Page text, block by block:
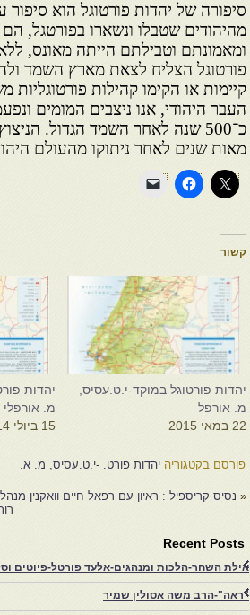
סיפורה של יהדות פורטוגל הוא
מהיהודים שטבלו ונשארו בפורטגל,
ומאמונתם וטבילתם הייתה מאונס,
פורטוגל הצליח לצאת מארץ השמד
קיימות או הקימו קהילות
העבר היהודי, אנו ניצבים המומים
כ־500 שנה לאחר השמד הגדול.
מאות שנים לאחר ניתוקו מהעולם
קשור
יהדות פורטוגל במוקד-י.ט.עסיס,
מ. אורפל
22 במאי 2015
יהדות
מ. אורפלי
15 ביולי 2014
פורסם בקטגוריה יהדות פורט. -י.ט.עסיס, מ. א.
« נסיס קריספיל : ראיון עם רפאל חיים וואקנין
Recent Posts
אילת השחר-הלכות ומנהגים-אלעד פורטל-פיוטים
"ראה"-הרב משה אסולין שמיר